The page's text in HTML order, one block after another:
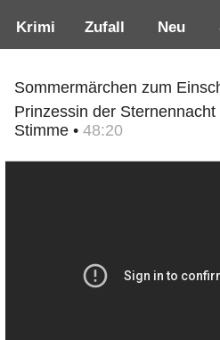
Krimi Zufall Neu
Sommermärchen zum
Prinzessin der
Stimme • 48:20